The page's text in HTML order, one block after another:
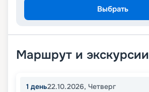
Выбрать
Маршрут и экскурсии
1 день22.10.2026, Четверг